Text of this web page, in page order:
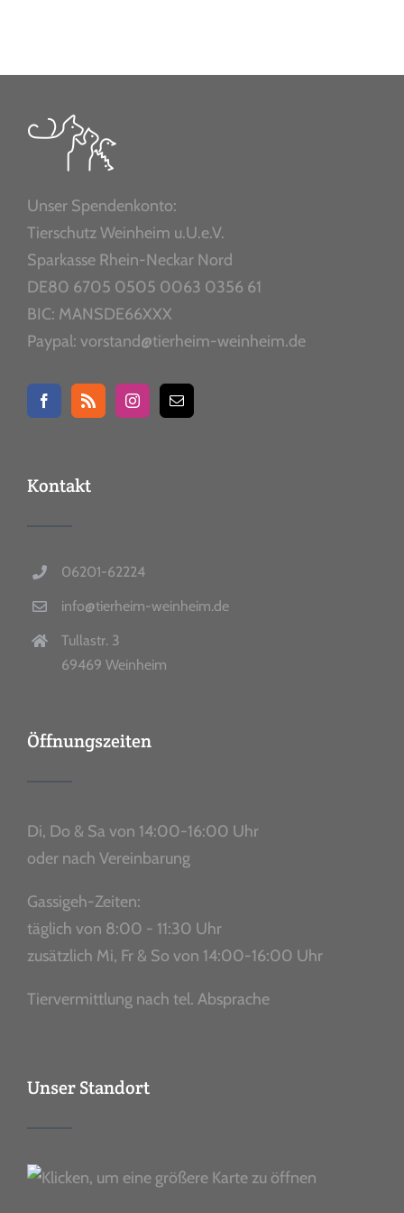
Unser Spendenkonto:
Tierschutz Weinheim u.U.e.V.
Sparkasse Rhein-Neckar Nord
DE80 6705 0505 0063 0356 61
BIC: MANSDE66XXX
Paypal: vorstand@tierheim-weinheim.de
Kontakt
06201-62224
info@tierheim-weinheim.de
Tullastr. 3
69469 Weinheim
Öffnungszeiten
Di, Do & Sa von 14:00-16:00 Uhr
oder nach Vereinbarung
Gassigeh-Zeiten:
täglich von 8:00 - 11:30 Uhr
zusätzlich Mi, Fr & So von 14:00-16:00 Uhr
Tiervermittlung nach tel. Absprache
Unser Standort